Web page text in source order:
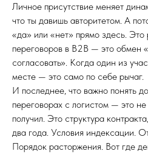
Личное присутствие меняет
что ты давишь авторитетом. А
«да» или «нет» прямо здесь. Это
переговоров в B2B — это обмен
согласовать». Когда один из
месте — это само по себе рычаг.
И последнее, что важно понять
переговорах с логистом — это
получил. Это структура
два года. Условия индексации.
Порядок расторжения. Вот где